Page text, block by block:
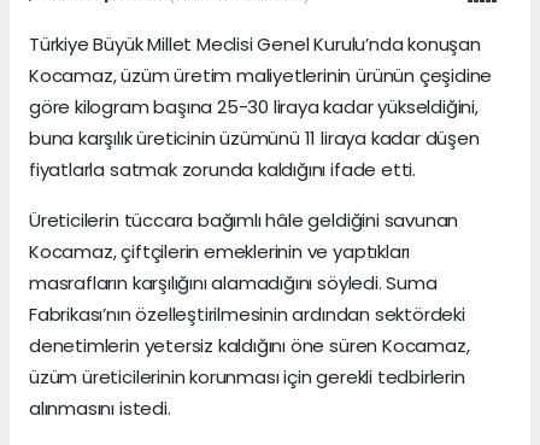
Türkiye Büyük Millet Meclisi Genel Kurulu’nda konuşan
Kocamaz, üzüm üretim maliyetlerinin ürünün çeşidine
göre kilogram başına 25-30 liraya kadar yükseldiğini,
buna karşılık üreticinin üzümünü 11 liraya kadar düşen
fiyatlarla satmak zorunda kaldığını ifade etti.
Üreticilerin tüccara bağımlı hâle geldiğini savunan
Kocamaz, çiftçilerin emeklerinin ve yaptıkları
masrafların karşılığını alamadığını söyledi. Suma
Fabrikası’nın özelleştirilmesinin ardından sektördeki
denetimlerin yetersiz kaldığını öne süren Kocamaz,
üzüm üreticilerinin korunması için gerekli tedbirlerin
alınmasını istedi.